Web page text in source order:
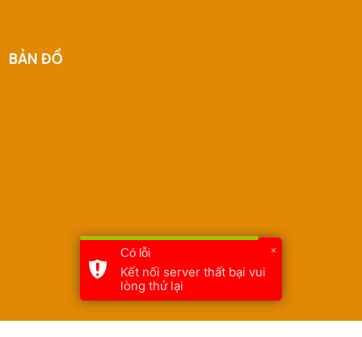
BẢN ĐỒ
×
Có lỗi
Kết nối server thất bại vui
lòng thử lại